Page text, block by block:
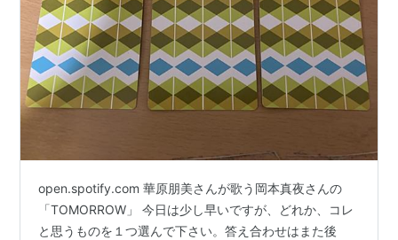
open.spotify.com 華原朋美さんが歌う岡本真夜さんの
「TOMORROW」 今日は少し早いですが、どれか、コレ
と思うものを１つ選んで下さい。答え合わせはまた後